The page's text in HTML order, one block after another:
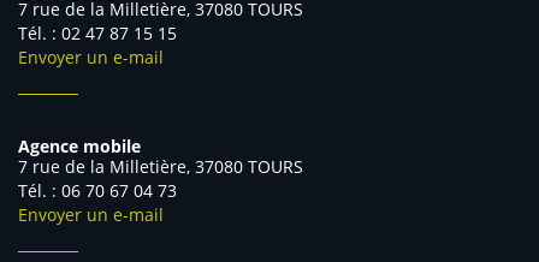
7 rue de la Milletière, 37080 TOURS
Tél. : 02 47 87 15 15
Envoyer un e-mail
Agence mobile
7 rue de la Milletière, 37080 TOURS
Tél. : 06 70 67 04 73
Envoyer un e-mail